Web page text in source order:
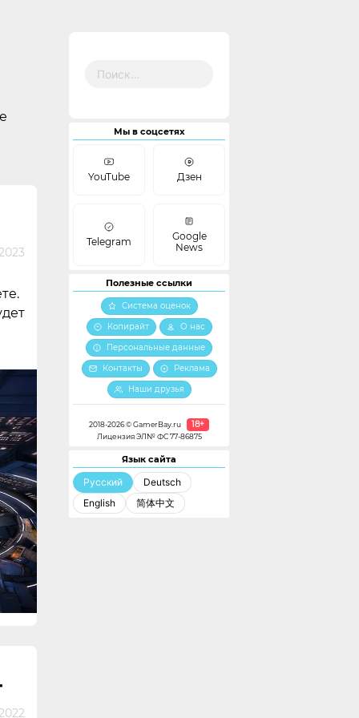
Мы в соцсетях
YouTube Дзен
Telegram
Google
News
Полезные ссылки
Система оценок
Копирайт
О нас
Персональные данные
Контакты
Реклама
Наши друзья
2018-2026 © GamerBay.ru 18+
Лицензия ЭЛ№ ФС 77-86875
Язык сайта
Русский
Deutsch
English
简体中文